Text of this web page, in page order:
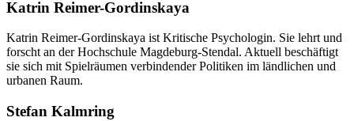
Katrin Reimer-Gordinskaya
Katrin Reimer-Gordinskaya ist Kritische Psychologin. Sie lehrt und
forscht an der Hochschule Magdeburg-Stendal. Aktuell beschäftigt
sie sich mit Spielräumen verbindender Politiken im ländlichen und
urbanen Raum.
Stefan Kalmring